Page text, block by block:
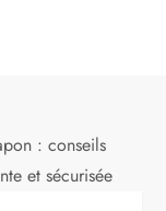
: conseils
et sécurisée